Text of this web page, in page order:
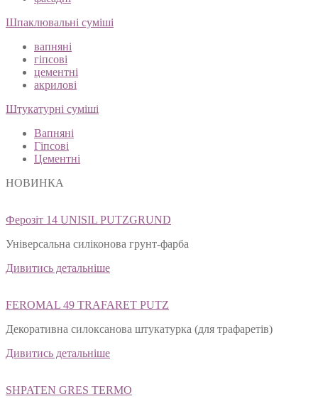
Шпаклювальні суміші
вапняні
гіпсові
цементні
акрилові
Штукатурні суміші
Вапняні
Гіпсові
Цементні
НОВИНКА
Ферозіт 14 UNISIL PUTZGRUND
Універсальна силіконова грунт-фарба
Дивитись детальніше
FEROMAL 49 TRAFARET PUTZ
Декоративна силоксанова штукатурка (для трафаретів)
Дивитись детальніше
SHPATEN GRES TERMO